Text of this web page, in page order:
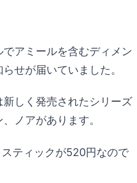
アミールを含むディメン
せが届いていました。
しく発売されたシリーズ
ノアがあります。
ティックが520円なので